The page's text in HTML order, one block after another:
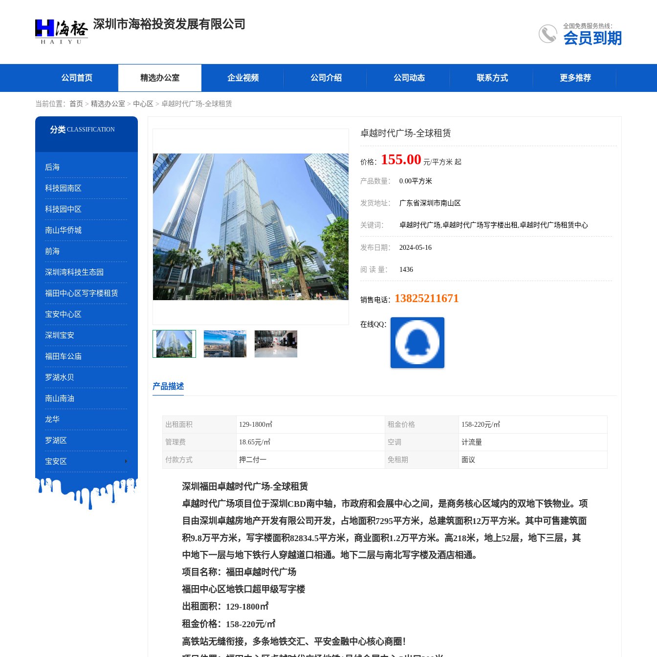
深圳市海裕投资发展有限公司 全国免费服务热线：
会员到期
公司首页 精选办公室 企业视频 公司介绍 公司动态 联系方式 更多推荐
当前位置： 首页 > 精选办公室 > 中心区 > 卓越时代广场-全球租赁
后海
科技园南区
科技园中区
南山华侨城
前海
深圳湾科技生态园
福田中心区写字楼租赁
宝安中心区
深圳宝安
福田车公庙
罗湖水贝
南山南油
龙华
罗湖区
宝安区
卓越时代广场-全球租赁
价格： 155.00 元/平方米 起
产品数量： 0.00平方米
发货地址： 广东省深圳市南山区
关键词： 卓越时代广场,卓越时代广场写字楼出租,卓越时代广场租赁中心
发布日期： 2024-05-16
阅 读 量： 1436
销售电话： 13825211671
在线QQ：
产品描述
出租面积 129-1800㎡ 租金价格 158-220元/㎡
管理费 18.65元/㎡ 空调 计流量
付款方式 押二付一 免租期 面议
深圳福田卓越时代广场-全球租赁
卓越时代广场项目位于深圳CBD南中轴，市政府和会展中心之间，是商务核心区域内的双地下铁物业。项
目由深圳卓越房地产开发有限公司开发，占地面积7295平方米， 总建筑面积12万平方米。其中可售建筑面
积9.8万平方米，写字楼面积82834.5平方米，商业面积1.2万平方米。高218米，地上52层，地下三层，其
中地下一层与地下铁行人穿越道口相通。地下二层与南北写字楼及酒店相通。
项目名称：福田卓越时代广场
福田中心区地铁口超甲级写字楼
出租面积： 129-1800㎡
租金价格：158-220元/㎡
高铁站无缝衔接，多条地铁交汇、平安金融中心核心商圈！